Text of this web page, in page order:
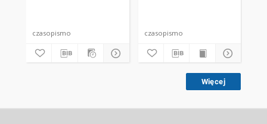
czasopismo czasopismo
Więcej